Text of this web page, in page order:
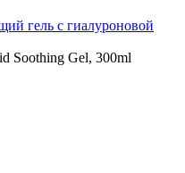
гель с гиалуроновой
Soothing Gel, 300ml